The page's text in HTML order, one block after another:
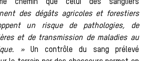
chemin que celui des sangliers
des dégâts agricoles et forestiers
un risque de pathologies, de
et de transmission de maladies au
»Un contrôle du sang prélevé